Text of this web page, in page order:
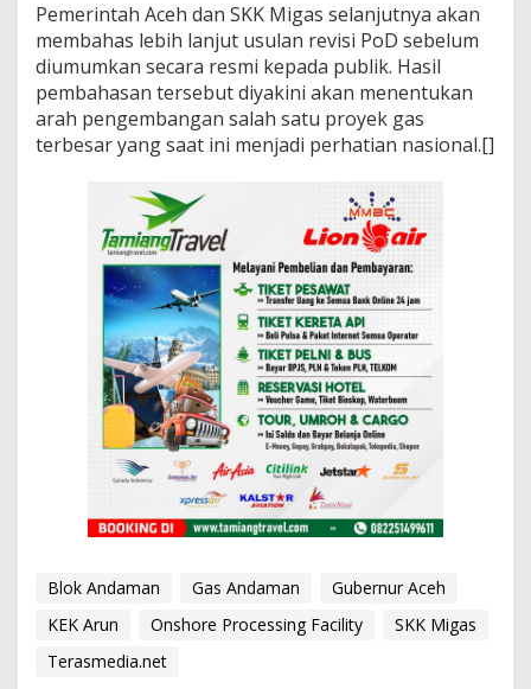
Pemerintah Aceh dan SKK Migas selanjutnya akan
membahas lebih lanjut usulan revisi PoD sebelum
diumumkan secara resmi kepada publik. Hasil
pembahasan tersebut diyakini akan menentukan
arah pengembangan salah satu proyek gas
terbesar yang saat ini menjadi perhatian nasional.[]
Blok Andaman Gas Andaman
Gubernur Aceh
KEK Arun
Onshore Processing Facility
SKK Migas
Terasmedia.net